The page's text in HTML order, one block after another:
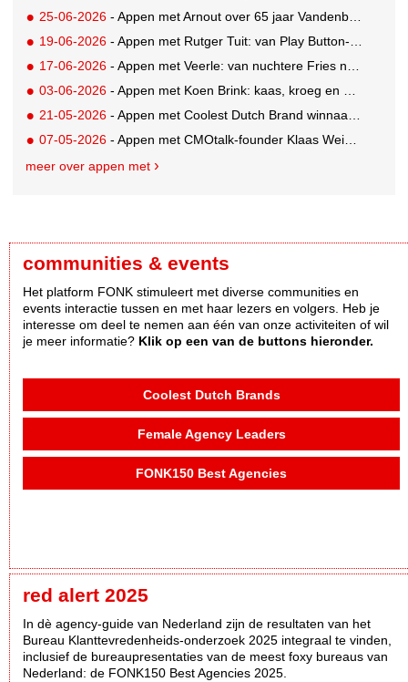
25-06-2026 - Appen met Arnout over 65 jaar Vandenbusken
19-06-2026 - Appen met Rutger Tuit: van Play Button-parkeerplaats tot Grand Prix-stem
17-06-2026 - Appen met Veerle: van nuchtere Fries naar Cannes-correspondent
03-06-2026 - Appen met Koen Brink: kaas, kroeg en Oranjegekte
21-05-2026 - Appen met Coolest Dutch Brand winnaar Caroline van Turennout (Zeeman)
07-05-2026 - Appen met CMOtalk-founder Klaas Weima: met volle zeilen naar de VS
meer over appen met
communities & events
Het platform FONK stimuleert met diverse communities en
events interactie tussen en met haar lezers en volgers. Heb je
interesse om deel te nemen aan één van onze activiteiten of wil
je meer informatie? Klik op een van de buttons hieronder.
Coolest Dutch Brands
Female Agency Leaders
FONK150 Best Agencies
red alert 2025
In dè agency-guide van Nederland zijn de resultaten van het
Bureau Klanttevredenheids-onderzoek 2025 integraal te vinden,
inclusief de bureaupresentaties van de meest foxy bureaus van
Nederland: de FONK150 Best Agencies 2025.